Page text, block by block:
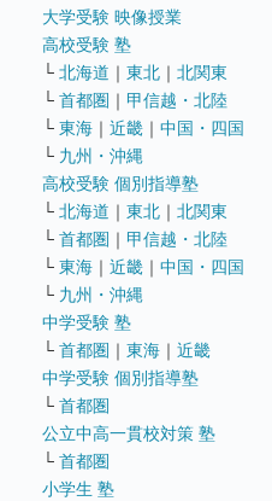
大学受験 映像授業
高校受験 塾
└ 北海道 ｜ 東北 ｜ 北関東
└ 首都圏 ｜ 甲信越・北陸
└ 東海 ｜ 近畿 ｜ 中国・四国
└ 九州・沖縄
高校受験 個別指導塾
└ 北海道 ｜ 東北 ｜ 北関東
└ 首都圏 ｜ 甲信越・北陸
└ 東海 ｜ 近畿 ｜ 中国・四国
└ 九州・沖縄
中学受験 塾
└ 首都圏 ｜ 東海 ｜ 近畿
中学受験 個別指導塾
└ 首都圏
公立中高一貫校対策 塾
└ 首都圏
小学生 塾